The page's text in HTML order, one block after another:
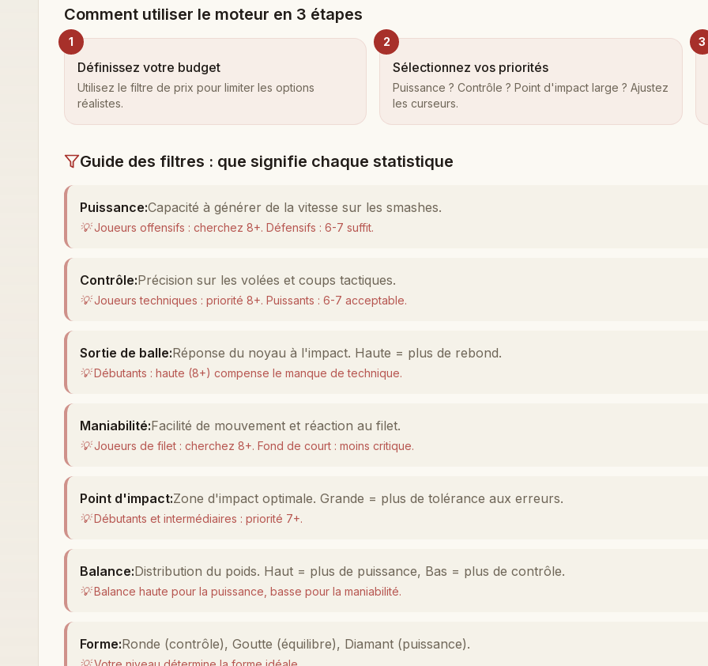
Comment utiliser le moteur en 3 étapes
1
Définissez votre budget
Utilisez le filtre de prix pour limiter les options
réalistes.
2
Sélectionnez vos priorités
Puissance ? Contrôle ? Point d'impact large ? Ajustez
les curseurs.
3
Guide des filtres : que signifie chaque statistique
Puissance:Capacité à générer de la vitesse sur les smashes.
💡Joueurs offensifs : cherchez 8+. Défensifs : 6-7 suffit.
Contrôle:Précision sur les volées et coups tactiques.
💡Joueurs techniques : priorité 8+. Puissants : 6-7 acceptable.
Sortie de balle:Réponse du noyau à l'impact. Haute = plus de rebond.
💡Débutants : haute (8+) compense le manque de technique.
Maniabilité:Facilité de mouvement et réaction au filet.
💡Joueurs de filet : cherchez 8+. Fond de court : moins critique.
Point d'impact:Zone d'impact optimale. Grande = plus de tolérance aux erreurs.
💡Débutants et intermédiaires : priorité 7+.
Balance:Distribution du poids. Haut = plus de puissance, Bas = plus de contrôle.
💡Balance haute pour la puissance, basse pour la maniabilité.
Forme:Ronde (contrôle), Goutte (équilibre), Diamant (puissance).